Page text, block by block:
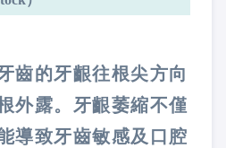
齒的牙齦往根尖方向
外露。牙齦萎縮不僅
導致牙齒敏感及口腔